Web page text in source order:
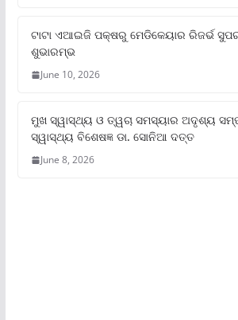
ଟାଟା ଏଆଇଜି ପକ୍ଷରୁ ମେଡିକେୟାର ରିଜର୍ଭ
ଶୁଭାରମ୍ଭ
June 10, 2026
ମୁଖ ସ୍ୱାସ୍ଥ୍ୟ ଓ ତ୍ୱଚା ସମସ୍ୟାର ଅଦୃଶ୍ୟ
ସ୍ୱାସ୍ଥ୍ୟ ବିଶେଷଜ୍ଞ ଡା. ସୋନିଆ ଦତ୍ତ
June 8, 2026